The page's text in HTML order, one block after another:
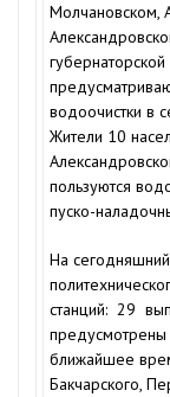
Молчановском,
водоочистки в
Жители 10
пользуются
пуско-
На
станций: 29
предусмотрены
ближайшее
Бакчарского,